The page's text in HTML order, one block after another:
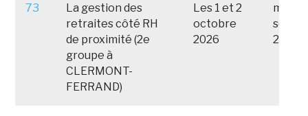
73
La gestion des
retraites côté RH
de proximité (2e
groupe à
CLERMONT-
FERRAND)
Les 1 et 2
octobre
2026
mardi
2026